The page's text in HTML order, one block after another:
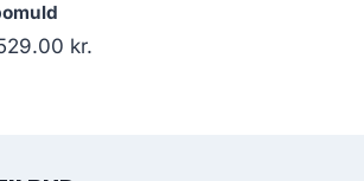
kr.